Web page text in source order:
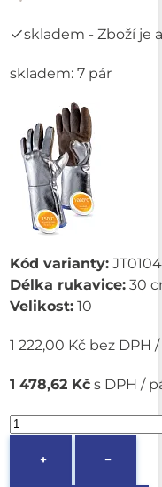
skladem - Zboží je
skladem: 7 pár
Kód varianty:
Délka rukavice: 30
Velikost: 10
1 222,00 Kč bez DPH
1 478,62 Kč s DPH /
+ −